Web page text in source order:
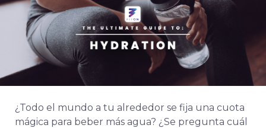
¿Todo el mundo a tu alrededor se fija una cuota
mágica para beber más agua? ¿Se pregunta cuál